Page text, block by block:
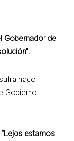
Gobernador de
hago
Gobierno
estamos